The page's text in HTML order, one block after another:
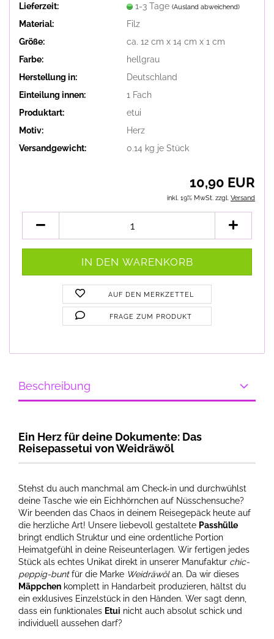
Lieferzeit:
1-3 Tage (Ausland abweichend)
Material:
Filz
Größe:
ca. 12 cm x 14 cm x 1 cm
Farbe:
hellgrau
Herstellung in:
Deutschland
Einteilung innen:
1 Fach
Produktart:
etui
Motiv:
Herz
Versandgewicht:
0.14 kg je Stück
10,90 EUR
inkl. 19% MwSt. zzgl. Versand
AUF DEN MERKZETTEL
FRAGE ZUM PRODUKT
Beschreibung
Ein Herz für deine Dokumente: Das
Reisepassetui von Weidräwöl
Stehst du auch manchmal am Check-in und durchwühlst
deine Tasche wie ein Eichhörnchen auf Nüsschensuche?
Wir beenden das Chaos in deinem Reisegepäck heute auf
die herzliche Art! Unsere liebevoll gestaltete Passhülle
bringt endlich Struktur und eine ordentliche Portion
Heimatgefühl in deine Reiseunterlagen. Wir fertigen jedes
Stück als echtes Unikat direkt in unserer Manufaktur chic-
peppig-buntfür die Marke Weidräwölan. Da wir dieses
Mäppchen komplett in Handarbeit produzieren, hältst du
ein exklusives Einzelstück in den Händen. Wer sagt denn,
dass ein funktionales Etui nicht auch absolut schick und
individuell aussehen darf?